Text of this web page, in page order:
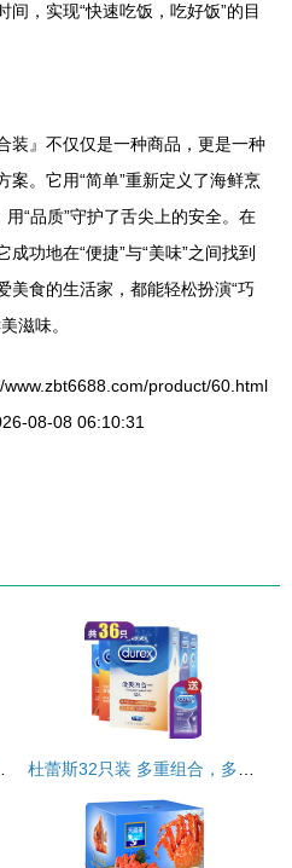
间，实现“快速吃饭，吃好饭”的目
装』不仅仅是一种商品，更是一种
案。它用“简单”重新定义了海鲜烹
“品质”守护了舌尖上的安全。在
功地在“便捷”与“美味”之间找到
美食的生活家，都能轻松扮演“巧
滋味。
product/60.html
08-08 06:10:31